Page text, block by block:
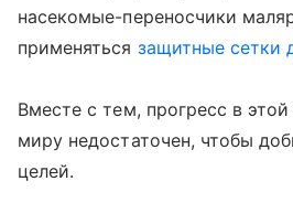
насекомые-переносчики
применяться защитные сетки
Вместе с тем, прогресс в
миру недостаточен, чтобы
целей.